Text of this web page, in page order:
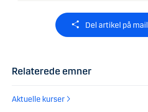
Del artikel på mail
Relaterede emner
Aktuelle kurser